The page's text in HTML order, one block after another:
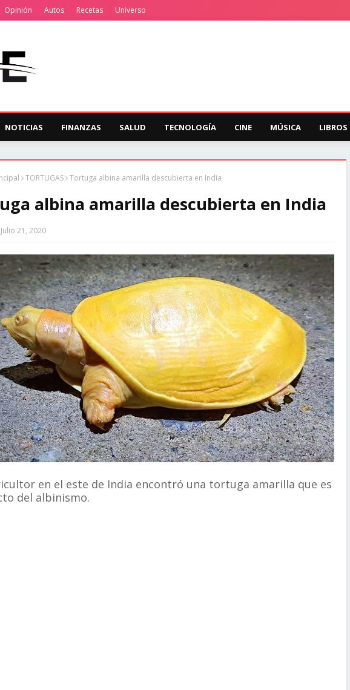
Opinión Autos Recetas Universo
NOTICIAS FINANZAS SALUD TECNOLOGÍA CINE MÚSICA LIBROS
TORTUGAS Tortuga albina amarilla descubierta en India
albina amarilla descubierta en India
Julio 21, 2020
en el este de India encontró una tortuga amarilla que es
del albinismo.